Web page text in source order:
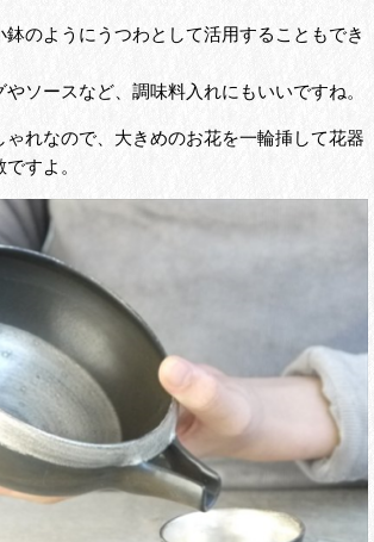
のようにうつわとして活用することもでき
ソースなど、調味料入れにもいいですね。
ゃれなので、大きめのお花を一輪挿して花器
すよ。